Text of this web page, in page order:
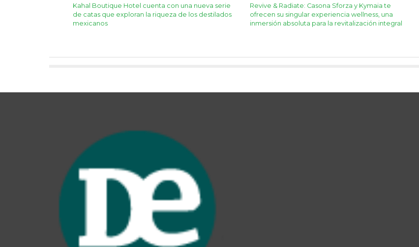
Kahal Boutique Hotel cuenta con una nueva serie
de catas que exploran la riqueza de los destilados
mexicanos
Revive & Radiate: Casona Sforza y Kymaia te
ofrecen su singular experiencia wellness, una
inmersión absoluta para la revitalización integral